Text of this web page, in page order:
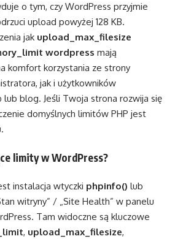
o tym, czy WordPress przyjmie
upload powyżej 128 KB.
jak upload_max_filesize
wordpress mają
komfort korzystania ze strony
jak i użytkowników
lub blog. Jeśli Twoja strona rozwija się
domyślnych limitów PHP jest
limity w WordPress?
instalacja wtyczki phpinfo() lub
witryny” / „Site Health” w panelu
Tam widoczne są kluczowe
, upload_max_filesize,